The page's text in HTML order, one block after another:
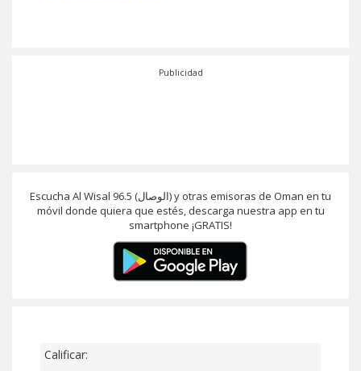
Publicidad
Escucha Al Wisal 96.5 (الوصال) y otras emisoras de Oman en tu
móvil donde quiera que estés, descarga nuestra app en tu
smartphone ¡GRATIS!
Calificar: